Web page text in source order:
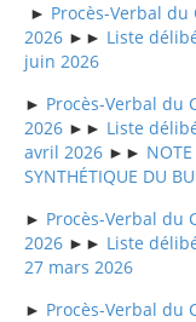
► Procès-Verbal
2026 ►► Liste
juin 2026
► Procès-Verbal du
2026 ►► Liste
avril 2026 ►►
SYNTHÉTIQUE DU
► Procès-Verbal du
2026 ►► Liste
27 mars 2026
► Procès-Verbal du